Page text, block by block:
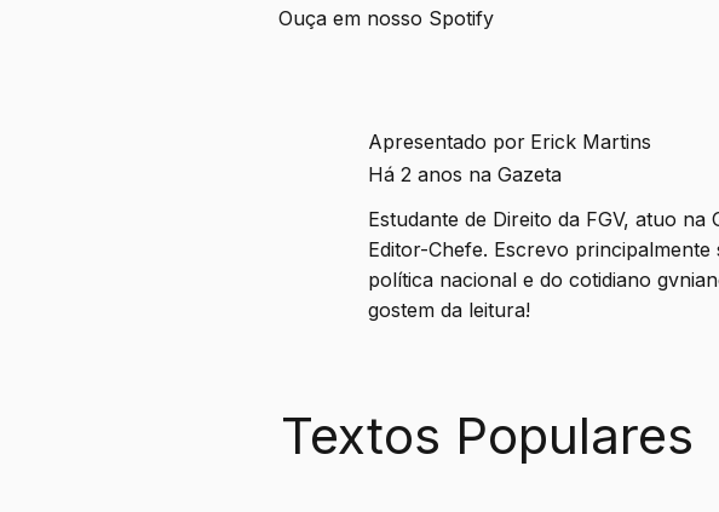
Ouça em nosso Spotify
Apresentado por Erick Martins
Há 2 anos na Gazeta
Estudante de Direito da FGV, atuo na
Editor-Chefe. Escrevo
política nacional e do cotidiano
gostem da leitura!
Textos Populares